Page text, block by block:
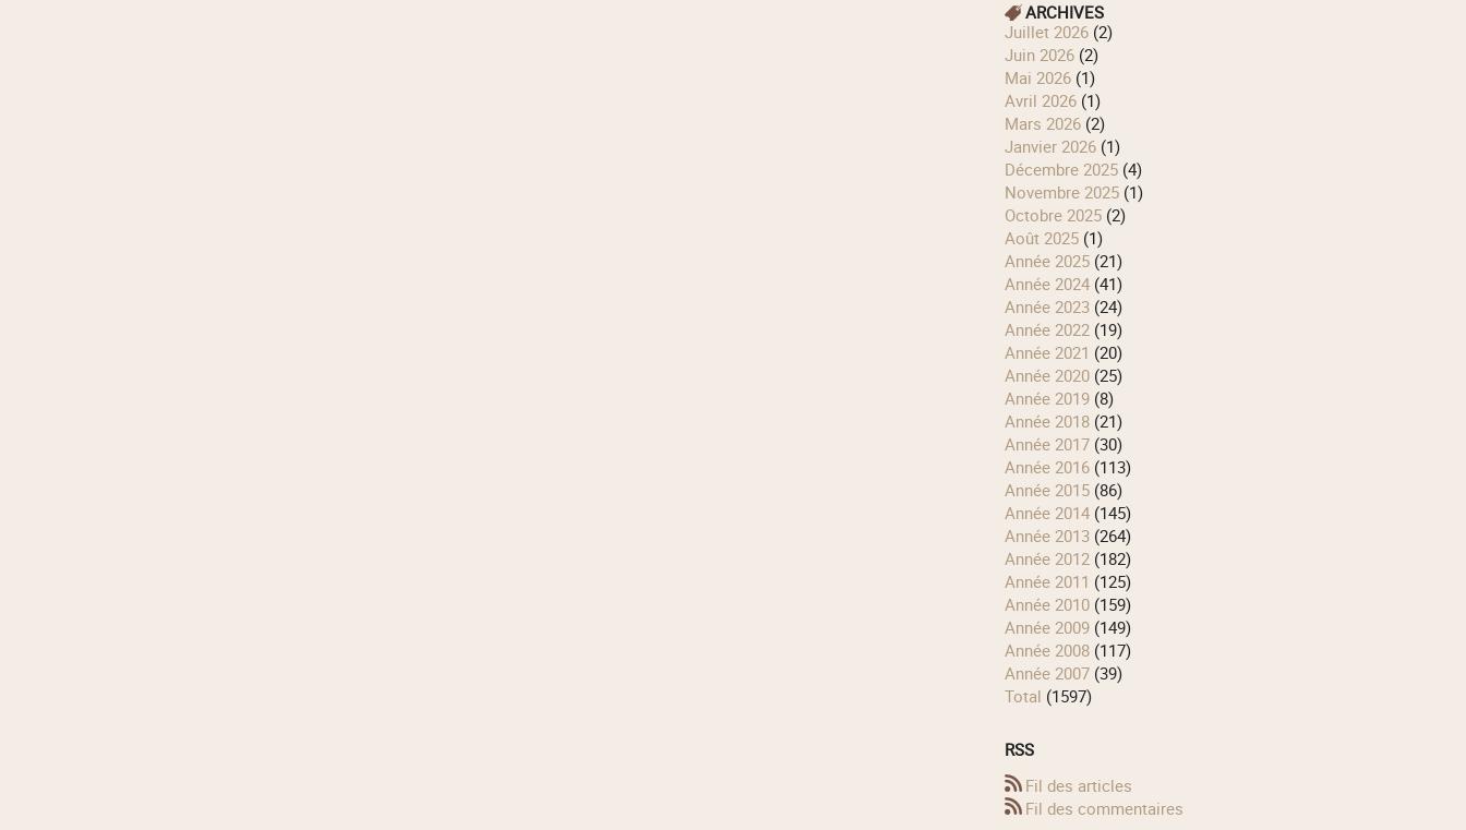
ARCHIVES
juillet 2026(2)
juin 2026(2)
mai 2026(1)
avril 2026(1)
mars 2026(2)
janvier 2026(1)
décembre 2025(4)
novembre 2025(1)
octobre 2025(2)
août 2025(1)
année 2025(21)
année 2024(41)
année 2023(24)
année 2022(19)
année 2021 (20)
année 2020(25)
année 2019(8)
année 2018(21)
année 2017(30)
année 2016(113)
année 2015(86)
année 2014(145)
année 2013(264)
année 2012(182)
année 2011 (125)
année 2010(159)
année 2009(149)
année 2008(117)
année 2007(39)
total (1597)
RSS
Fil des articles
Fil des commentaires